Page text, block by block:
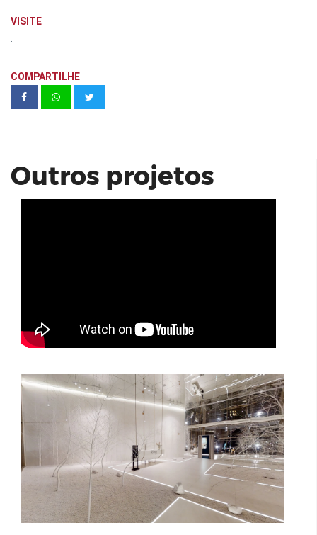
VISITE
COMPARTILHE
Outros projetos
arbo alto de pinheiros | decorado 180
m² | even